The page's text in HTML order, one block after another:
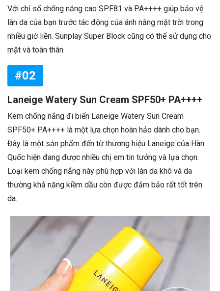
Với chỉ số chống nắng cao SPF81 và PA++++ giúp bảo vệ
làn da của bạn trước tác động của ánh nắng mặt trời trong
nhiều giờ liền. Sunplay Super Block cũng có thể sử dụng cho
mặt và toàn thân.
#02
Laneige Watery Sun Cream SPF50+ PA++++
Kem chống nắng đi biển Laneige Watery Sun Cream
SPF50+ PA++++ là một lựa chọn hoàn hảo dành cho bạn.
Đây là một sản phẩm đến từ thương hiệu Laneige của Hàn
Quốc hiện đang được nhiều chị em tin tưởng và lựa chọn.
Loại kem chống nắng này phù hợp với làn da khô và da
thường khả năng kiềm dầu còn được đảm bảo rất tốt trên
da.